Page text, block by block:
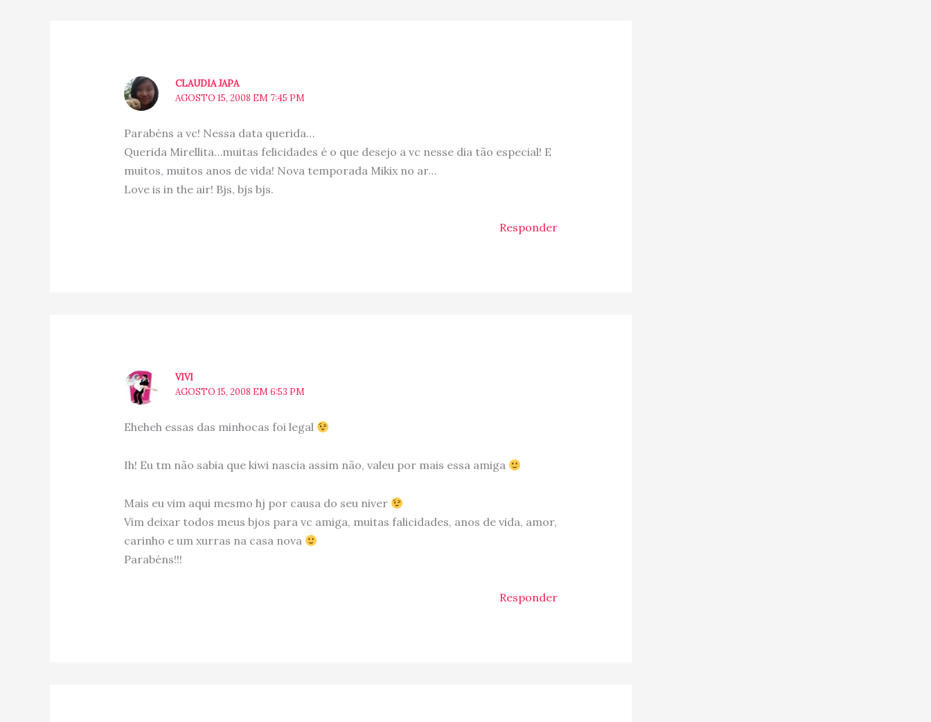
CLAUDIA JAPA
AGOSTO 15, 2008 EM 7:45 PM
Parabéns a vc! Nessa data querida…
Querida Mirellita…muitas felicidades é o que desejo a vc nesse dia tão especial! E
muitos, muitos anos de vida! Nova temporada Mikix no ar…
Love is in the air! Bjs, bjs bjs.
Responder
VIVI
AGOSTO 15, 2008 EM 6:53 PM
Eheheh essas das minhocas foi legal
Ih! Eu tm não sabia que kiwi nascia assim não, valeu por mais essa amiga
Mais eu vim aqui mesmo hj por causa do seu niver
Vim deixar todos meus bjos para vc amiga, muitas falicidades, anos de vida, amor,
carinho e um xurras na casa nova
Parabéns!!!
Responder